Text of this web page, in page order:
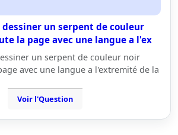
dessiner un serpent de couleur
la page avec une langue a l'ex
un serpent de couleur noir
avec une langue a l'extremité de la
Voir l'Question